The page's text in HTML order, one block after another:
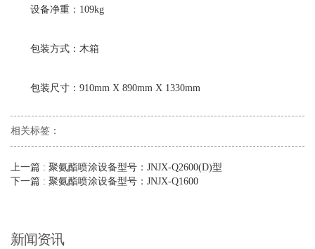
设备净重：109kg
包装方式：木箱
包装尺寸：910mm X 890mm X 1330mm
相关标签：
上一篇 : 聚氨酯喷涂设备型号：JNJX-Q2600(D)型
下一篇 : 聚氨酯喷涂设备型号：JNJX-Q1600
新闻资讯